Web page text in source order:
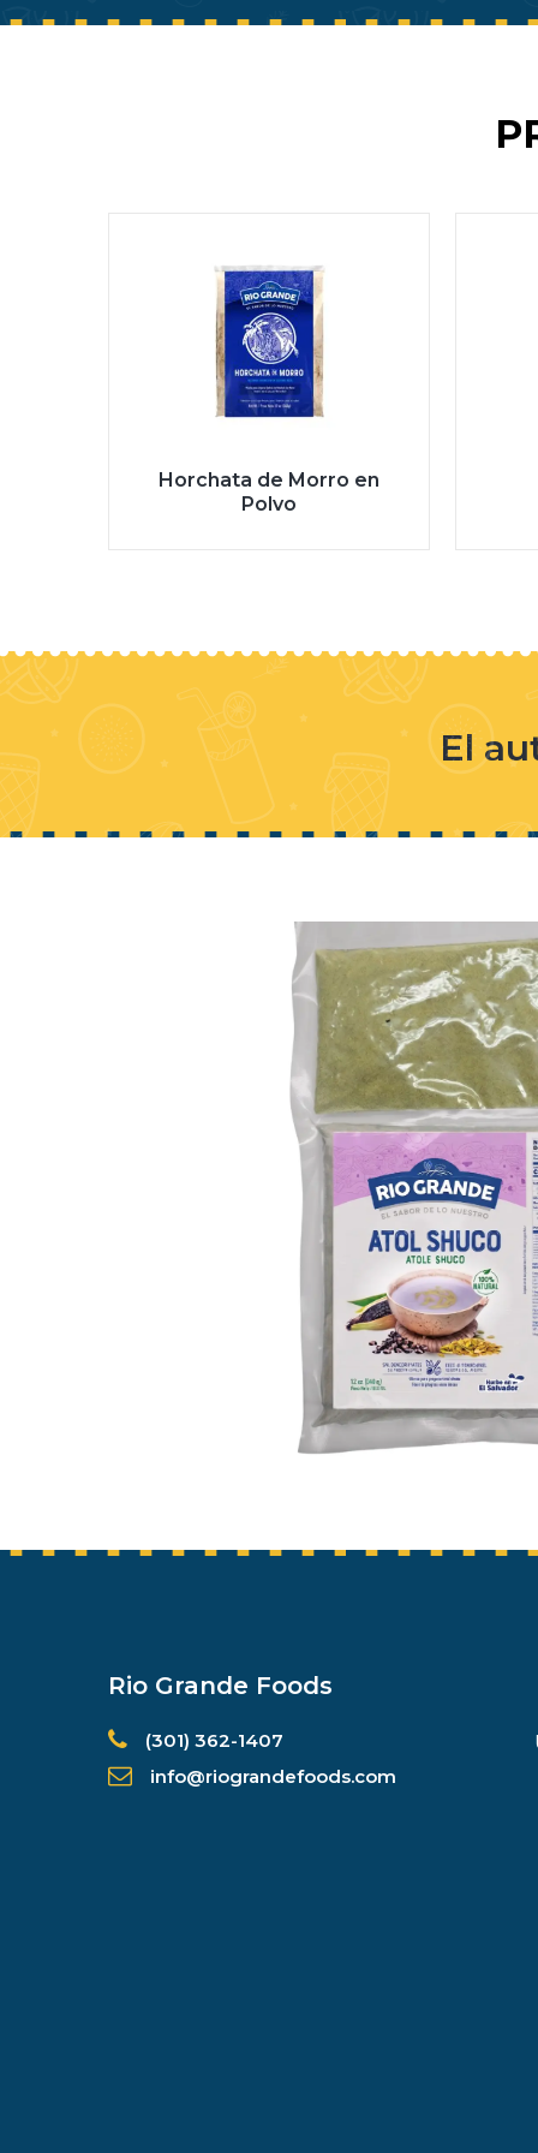
Horchata de Morro en
Polvo
El
Rio Grande Foods
(301) 362-1407
info@riograndefoods.com